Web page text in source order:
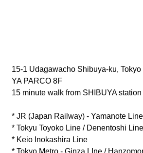
15-1 Udagawacho Shibuya-ku,
YA PARCO 8F
15 minute walk from SHIBUYA station
* JR (Japan Railway) - Yamanote
* Tokyu Toyoko Line / Denentoshi Line
* Keio Inokashira Line